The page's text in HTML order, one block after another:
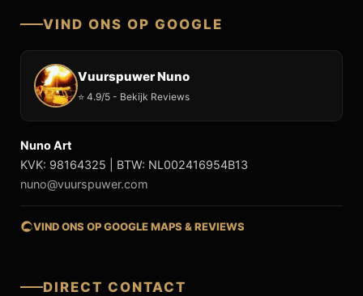
VIND ONS OP GOOGLE
Vuurspuwer Nuno
⭐ 4.9/5 - Bekijk Reviews
Nuno Art
KVK: 98164325 | BTW: NL002416954B13
nuno@vuurspuwer.com
VIND ONS OP GOOGLE MAPS & REVIEWS
DIRECT CONTACT